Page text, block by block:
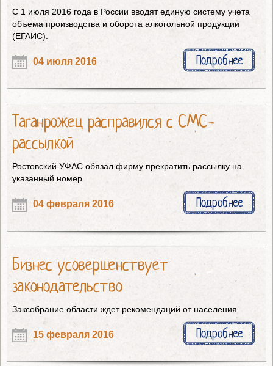
С 1 июля 2016 года в России вводят единую систему учета
объема производства и оборота алкогольной продукции
(ЕГАИС).
04 июля 2016 Подробнее
Таганрожец расправился с СМС-
рассылкой
Ростовский УФАС обязал фирму прекратить рассылку на
указанный номер
04 февраля 2016 Подробнее
Бизнес усовершенствует
законодательство
Заксобрание области ждет рекомендаций от населения
15 февраля 2016 Подробнее